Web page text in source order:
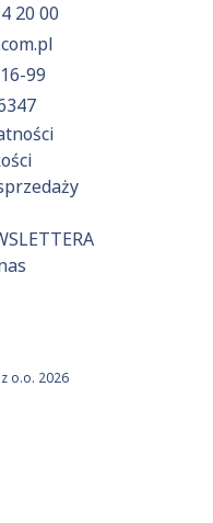
20 00
99
o.o. 2026